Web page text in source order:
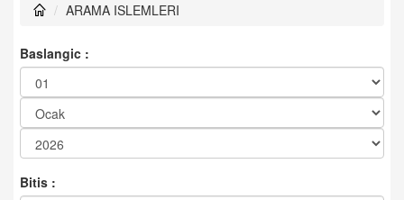
ARAMA ISLEMLERI
Baslangic :
Bitis :